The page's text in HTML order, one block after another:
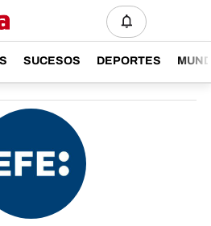
SUCESOS DEPORTES